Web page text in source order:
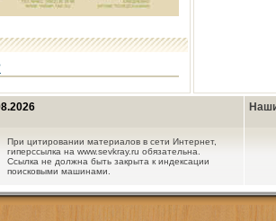
При цитировании материалов в сети Интернет,
гиперссылка на www.sevkray.ru обязательна.
Ссылка не должна быть закрыта к индексации
поисковыми машинами.